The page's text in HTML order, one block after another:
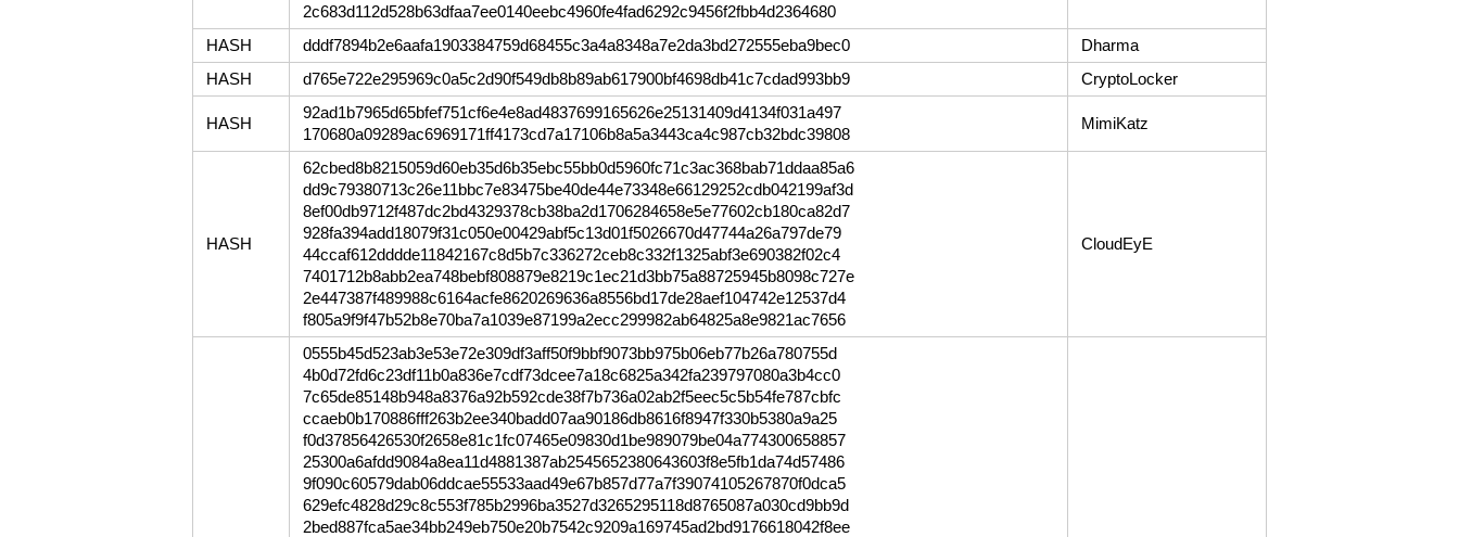
2c683d112d528b63dfaa7ee0140eebc4960fe4fad6292c9456f2fbb4d2364680
HASH dddf7894b2e6aafa1903384759d68455c3a4a8348a7e2da3bd272555eba9bec0
HASH
d765e722e295969c0a5c2d90f549db8b89ab617900bf4698db41c7cdad993bb9
HASH
92ad1b7965d65bfef751cf6e4e8ad4837699165626e25131409d4134f031a497
170680a09289ac6969171ff4173cd7a17106b8a5a3443ca4c987cb32bdc39808
HASH
62cbed8b8215059d60eb35d6b35ebc55bb0d5960fc71c3ac368bab71ddaa85a6
dd9c79380713c26e11bbc7e83475be40de44e73348e66129252cdb042199af3d
8ef00db9712f487dc2bd4329378cb38ba2d1706284658e5e77602cb180ca82d7
928fa394add18079f31c050e00429abf5c13d01f5026670d47744a26a797de79
44ccaf612dddde11842167c8d5b7c336272ceb8c332f1325abf3e690382f02c4
7401712b8abb2ea748bebf808879e8219c1ec21d3bb75a88725945b8098c727e
2e447387f489988c6164acfe8620269636a8556bd17de28aef104742e12537d4
f805a9f9f47b52b8e70ba7a1039e87199a2ecc299982ab64825a8e9821ac7656
0555b45d523ab3e53e72e309df3aff50f9bbf9073bb975b06eb77b26a780755d
4b0d72fd6c23df11b0a836e7cdf73dcee7a18c6825a342fa239797080a3b4cc0
7c65de85148b948a8376a92b592cde38f7b736a02ab2f5eec5c5b54fe787cbfc
ccaeb0b170886fff263b2ee340badd07aa90186db8616f8947f330b5380a9a25
f0d37856426530f2658e81c1fc07465e09830d1be989079be04a774300658857
25300a6afdd9084a8ea11d4881387ab2545652380643603f8e5fb1da74d57486
9f090c60579dab06ddcae55533aad49e67b857d77a7f39074105267870f0dca5
629efc4828d29c8c553f785b2996ba3527d3265295118d8765087a030cd9bb9d
2bed887fca5ae34bb249eb750e20b7542c9209a169745ad2bd9176618042f8ee